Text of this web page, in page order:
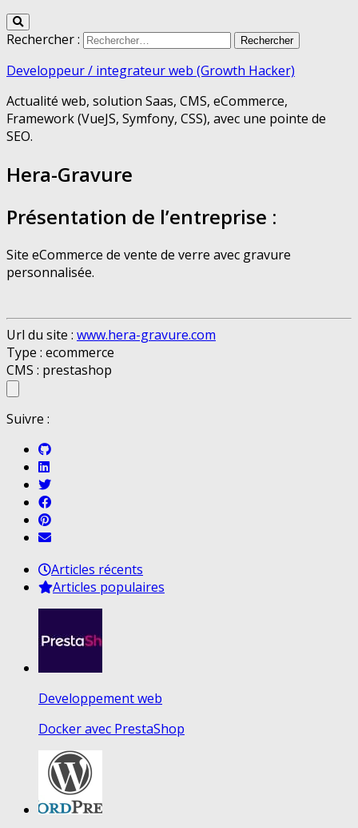
Rechercher :
Developpeur / integrateur web (Growth Hacker)
Actualité web, solution Saas, CMS, eCommerce,
Framework (VueJS, Symfony, CSS), avec une pointe de
SEO.
Hera-Gravure
Présentation de l’entreprise :
Site eCommerce de vente de verre avec gravure
personnalisée.
Url du site : www.hera-gravure.com
Type : ecommerce
CMS : prestashop
Suivre :
Articles récents
Articles populaires
Developpement web
Docker avec PrestaShop